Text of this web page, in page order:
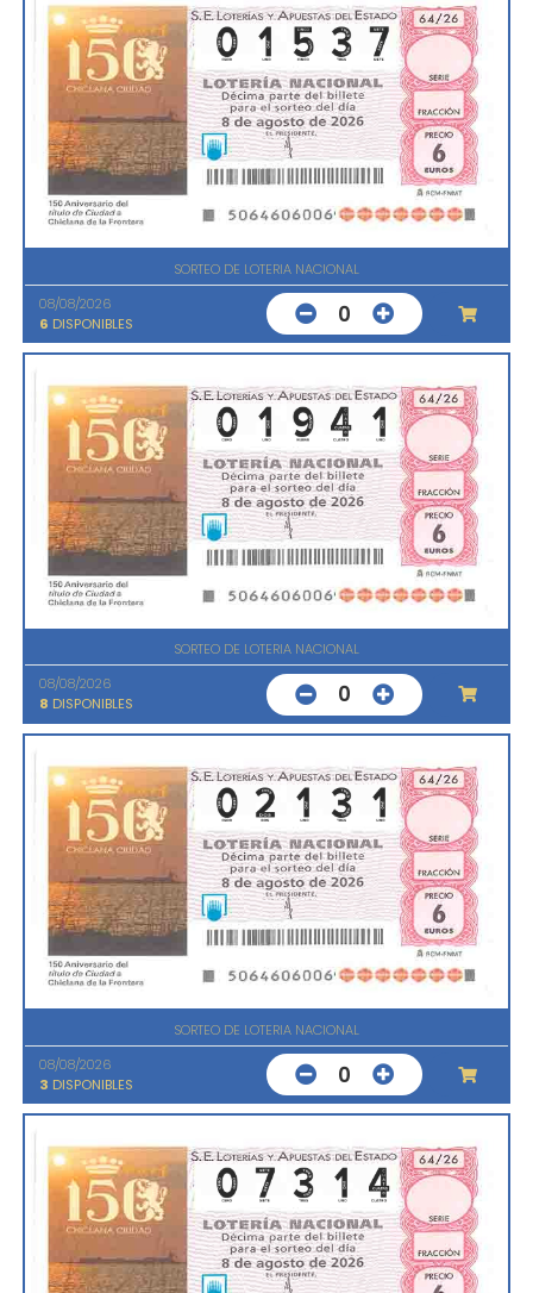
SORTEO DE LOTERIA NACIONAL
08/08/2026
6 DISPONIBLES 0
SORTEO DE LOTERIA NACIONAL
08/08/2026
8 DISPONIBLES 0
SORTEO DE LOTERIA NACIONAL
08/08/2026
3 DISPONIBLES 0